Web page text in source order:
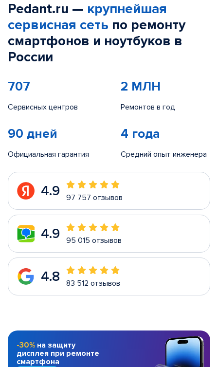
Pedant.ru — крупнейшая
сервисная сеть по ремонту
смартфонов и ноутбуков в
России
707
Сервисных центров
2 МЛН
Ремонтов в год
90 дней
Официальная гарантия
4 года
Средний опыт инженера
4.9 97 757 отзывов
4.9 95 015 отзывов
4.8 83 512 отзывов
-30% на защиту
дисплея при ремонте
смартфона